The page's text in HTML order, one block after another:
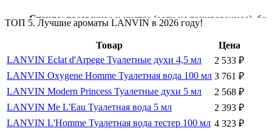
Стекло:прозрачноеичистое(еслинетонированное), без
Тонировка :равномерный разводов
ровные
поверхность.
плотноприлегает, прокручивается,без
Логотипы/
надписи:чёткие,нестираютсяприприкосновении.
4.Пульверизатор
Ровноеиплотноекрепление, безследов клея.
ТОП 5. Лучшие ароматы LANVIN в 2026 году!
Товар
Цена
LANVIN Eclat d'Arpege Туалетные духи 4,5 мл
2 533 ₽
LANVIN Oxygene Homme Туалетная вода 100 мл 3 761 ₽
LANVIN Modern Princess Туалетные духи 5 мл
2 568 ₽
LANVIN Me L'Eau Туалетная вода 5 мл
2 393 ₽
LANVIN L'Homme Туалетная вода тестер 100 мл 4 323 ₽